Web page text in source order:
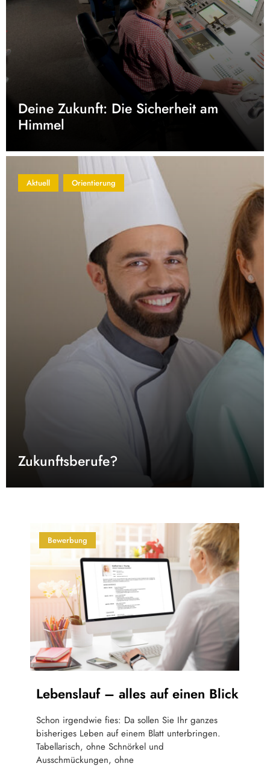
Deine Zukunft: Die Sicherheit am
Himmel
Aktuell Orientierung
Zukunftsberufe?
Bewerbung
Lebenslauf – alles auf einen Blick
Schon irgendwie fies: Da sollen Sie Ihr ganzes
bisheriges Leben auf einem Blatt unterbringen.
Tabellarisch, ohne Schnörkel und
Ausschmückungen, ohne